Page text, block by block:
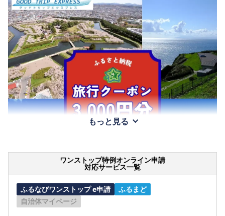
もっと見る
ワンストップ特例オンライン申請
対応サービス一覧
ふるなびワンストップ e申請
ふるまど
自治体マイページ